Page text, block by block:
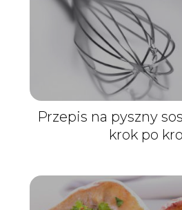
Przepis na pyszny
krok po